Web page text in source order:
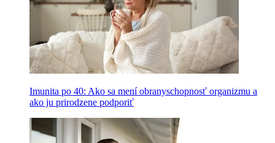
Imunita po 40: Ako sa mení obranyschopnosť organizmu a
ako ju prirodzene podporiť